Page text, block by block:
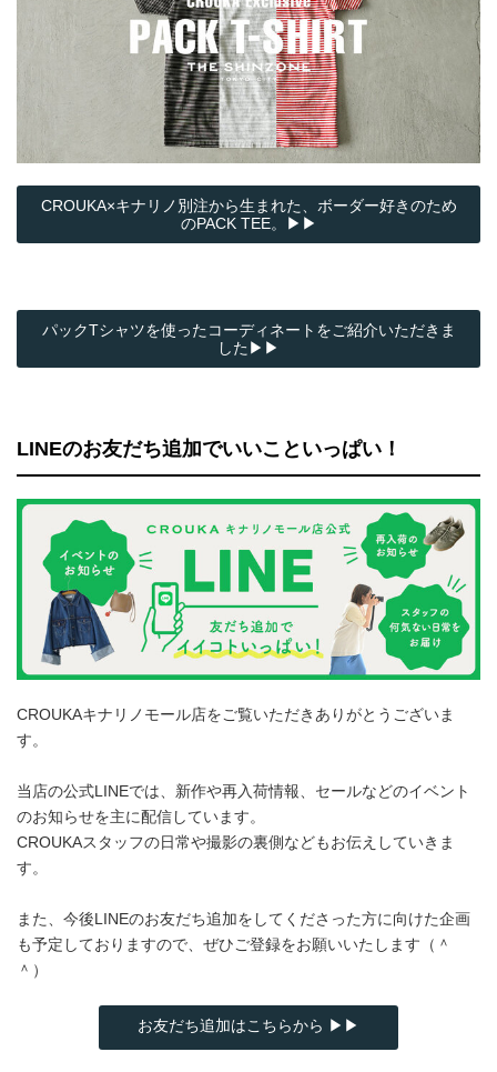
CROUKA×キナリノ別注から生まれた、ボーダー好きのため
のPACK TEE。▶▶
パックTシャツを使ったコーディネートをご紹介いただきま
した▶▶
LINEのお友だち追加でいいこといっぱい！
CROUKAキナリノモール店をご覧いただきありがとうございま
す。
当店の公式LINEでは、新作や再入荷情報、セールなどのイベント
のお知らせを主に配信しています。
CROUKAスタッフの日常や撮影の裏側などもお伝えしていきま
す。
また、今後LINEのお友だち追加をしてくださった方に向けた企画
も予定しておりますので、ぜひご登録をお願いいたします（＾
＾）
お友だち追加はこちらから ▶▶